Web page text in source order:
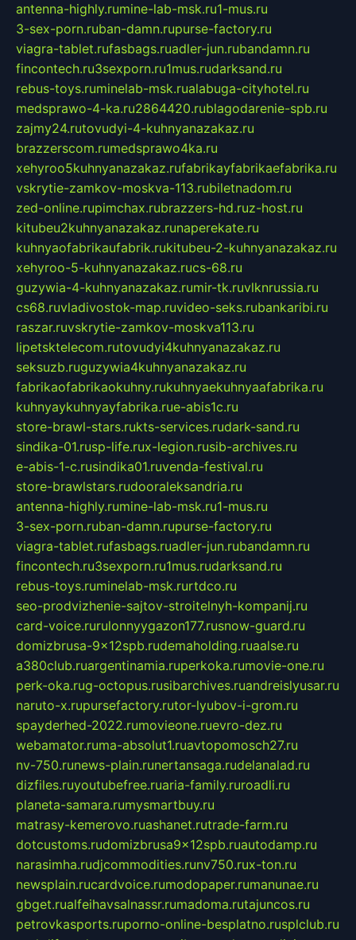
antenna-highly.rumine-lab-msk.ru1-mus.ru
3-sex-porn.ruban-damn.rupurse-factory.ru
viagra-tablet.rufasbags.ruadler-jun.rubandamn.ru
fincontech.ru3sexporn.ru1mus.rudarksand.ru
rebus-toys.ruminelab-msk.rualabuga-cityhotel.ru
medsprawo-4-ka.ru2864420.rublagodarenie-spb.ru
zajmy24.rutovudyi-4-kuhnyanazakaz.ru
brazzerscom.rumedsprawo4ka.ru
xehyroo5kuhnyanazakaz.rufabrikayfabrikaefabrika.ru
vskrytie-zamkov-moskva-113.rubiletnadom.ru
zed-online.rupimchax.rubrazzers-hd.ruz-host.ru
kitubeu2kuhnyanazakaz.runaperekate.ru
kuhnyaofabrikaufabrik.rukitubeu-2-kuhnyanazakaz.ru
xehyroo-5-kuhnyanazakaz.rucs-68.ru
guzywia-4-kuhnyanazakaz.rumir-tk.ruvlknrussia.ru
cs68.ruvladivostok-map.ruvideo-seks.rubankaribi.ru
raszar.ruvskrytie-zamkov-moskva113.ru
lipetsktelecom.rutovudyi4kuhnyanazakaz.ru
seksuzb.ruguzywia4kuhnyanazakaz.ru
fabrikaofabrikaokuhny.rukuhnyaekuhnyaafabrika.ru
kuhnyaykuhnyayfabrika.rue-abis1c.ru
store-brawl-stars.rukts-services.rudark-sand.ru
sindika-01.rusp-life.rux-legion.rusib-archives.ru
e-abis-1-c.rusindika01.ruvenda-festival.ru
store-brawlstars.rudooraleksandria.ru
antenna-highly.rumine-lab-msk.ru1-mus.ru
3-sex-porn.ruban-damn.rupurse-factory.ru
viagra-tablet.rufasbags.ruadler-jun.rubandamn.ru
fincontech.ru3sexporn.ru1mus.rudarksand.ru
rebus-toys.ruminelab-msk.rurtdco.ru
seo-prodvizhenie-sajtov-stroitelnyh-kompanij.ru
card-voice.rurulonnyygazon177.rusnow-guard.ru
domizbrusa-9x12spb.rudemaholding.ruaalse.ru
a380club.ruargentinamia.ruperkoka.rumovie-one.ru
perk-oka.rug-octopus.rusibarchives.ruandreislyusar.ru
naruto-x.rupursefactory.rutor-lyubov-i-grom.ru
spayderhed-2022.rumovieone.ruevro-dez.ru
webamator.ruma-absolut1.ruavtopomosch27.ru
nv-750.runews-plain.runertansaga.rudelanalad.ru
dizfiles.ruyoutubefree.ruaria-family.ruroadli.ru
planeta-samara.rumysmartbuy.ru
matrasy-kemerovo.ruashanet.rutrade-farm.ru
dotcustoms.rudomizbrusa9x12spb.ruautodamp.ru
narasimha.rudjcommodities.runv750.rux-ton.ru
newsplain.rucardvoice.rumodopaper.rumanunae.ru
gbget.rualfeihavsalnassr.rumadoma.rutajuncos.ru
petrovkasports.ruporno-online-besplatno.rusplclub.ru